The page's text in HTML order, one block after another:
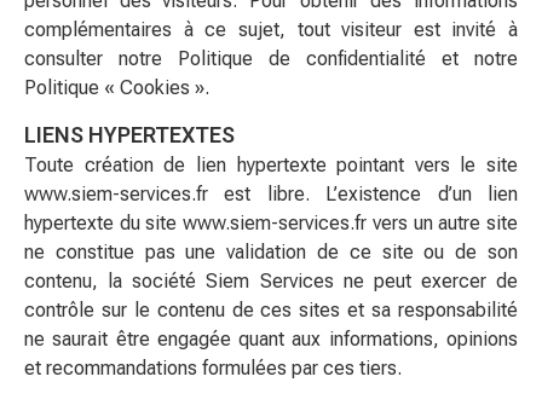
complémentaires à ce sujet, tout visiteur est invité à
consulter notre Politique de confidentialité et notre
Politique « Cookies ».
LIENS HYPERTEXTES
Toute création de lien hypertexte pointant vers le site
www.siem-services.fr est libre. L’existence d’un lien
hypertexte du site www.siem-services.fr vers un autre site
ne constitue pas une validation de ce site ou de son
contenu, la société Siem Services ne peut exercer de
contrôle sur le contenu de ces sites et sa responsabilité
ne saurait être engagée quant aux informations, opinions
et recommandations formulées par ces tiers.